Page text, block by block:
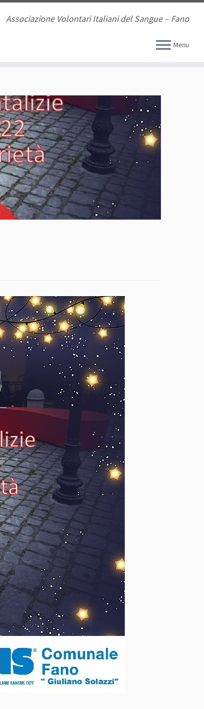
Associazione Volontari Italiani del Sangue – Fano
Menu